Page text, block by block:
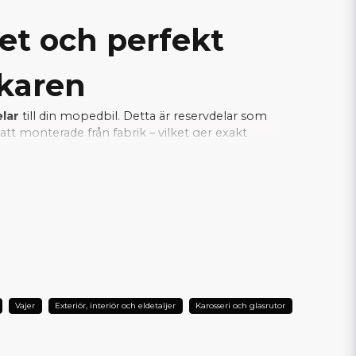
och perfekt
till din mopedbil. Detta är reservdelar som
monterade från fabrik – vilket ger exakt
fungerar tillsammans med bilens
DIN AIXAM?
Vajer Exteriör, interiör och eldetaljer Karosseri och glasrutor